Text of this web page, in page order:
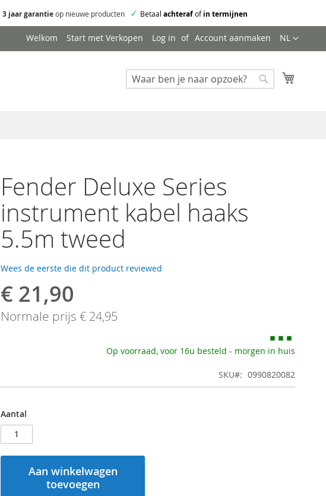
3 jaar garantieop nieuwe producten ✓ Betaal achterafofin termijnen
Taal
NL
Welkom Start met Verkopen Log in Account aanmaken
Zoeken
Fender Deluxe Series
instrument kabel haaks
5.5m tweed
Wees de eerste die dit product reviewed
Speciale
prijs
€ 21,90
Normale prijs € 24,95
Op voorraad, voor 16u besteld - morgen in huis
SKU 0990820082
Aantal
Aan winkelwagen
toevoegen